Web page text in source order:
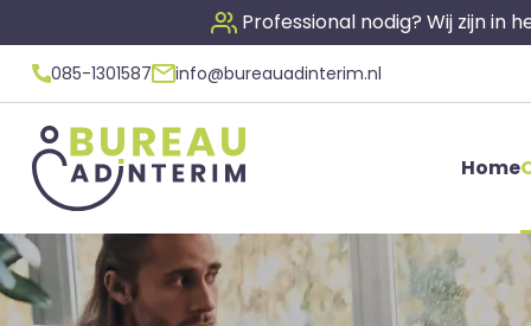
Professional nodig? Wij zijn in
085-1301587 info@bureauadinterim.nl
Home